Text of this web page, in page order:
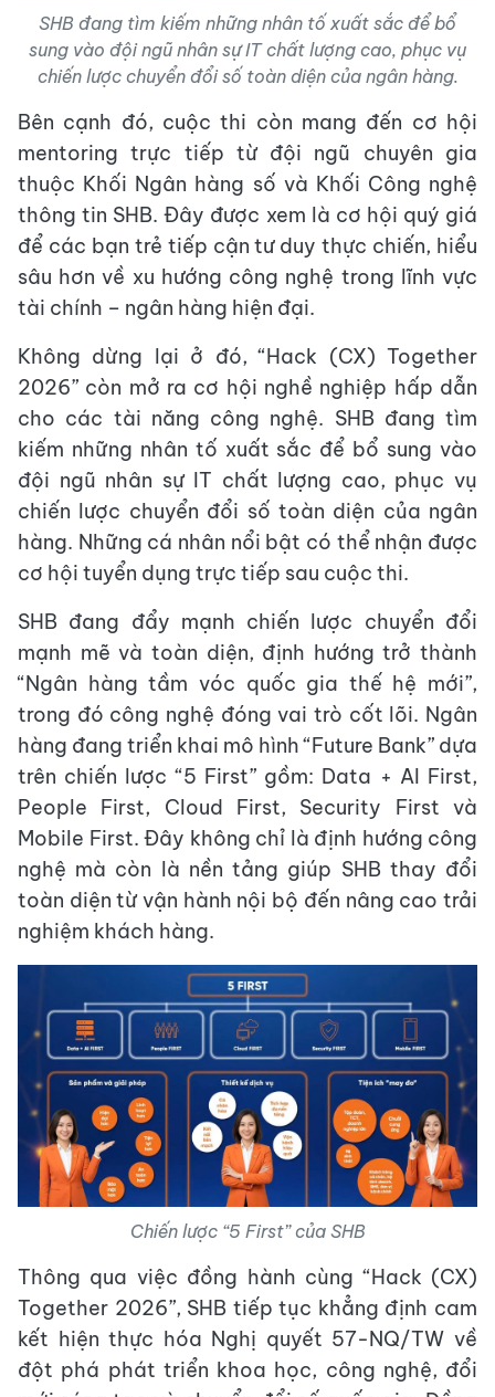
SHB đang tìm kiếm những nhân tố xuất sắc để bổ
sung vào đội ngũ nhân sự IT chất lượng cao, phục vụ
chiến lược chuyển đổi số toàn diện của ngân hàng.
Bên cạnh đó, cuộc thi còn mang đến cơ hội
mentoring trực tiếp từ đội ngũ chuyên gia
thuộc Khối Ngân hàng số và Khối Công nghệ
thông tin SHB. Đây được xem là cơ hội quý giá
để các bạn trẻ tiếp cận tư duy thực chiến, hiểu
sâu hơn về xu hướng công nghệ trong lĩnh vực
tài chính – ngân hàng hiện đại.
Không dừng lại ở đó, “Hack (CX) Together
2026” còn mở ra cơ hội nghề nghiệp hấp dẫn
cho các tài năng công nghệ. SHB đang tìm
kiếm những nhân tố xuất sắc để bổ sung vào
đội ngũ nhân sự IT chất lượng cao, phục vụ
chiến lược chuyển đổi số toàn diện của ngân
hàng. Những cá nhân nổi bật có thể nhận được
cơ hội tuyển dụng trực tiếp sau cuộc thi.
SHB đang đẩy mạnh chiến lược chuyển đổi
mạnh mẽ và toàn diện, định hướng trở thành
“Ngân hàng tầm vóc quốc gia thế hệ mới”,
trong đó công nghệ đóng vai trò cốt lõi. Ngân
hàng đang triển khai mô hình “Future Bank” dựa
trên chiến lược “5 First” gồm: Data + AI First,
People First, Cloud First, Security First và
Mobile First. Đây không chỉ là định hướng công
nghệ mà còn là nền tảng giúp SHB thay đổi
toàn diện từ vận hành nội bộ đến nâng cao trải
nghiệm khách hàng.
Chiến lược “5 First” của SHB
Thông qua việc đồng hành cùng “Hack (CX)
Together 2026”, SHB tiếp tục khẳng định cam
kết hiện thực hóa Nghị quyết 57-NQ/TW về
đột phá phát triển khoa học, công nghệ, đổi